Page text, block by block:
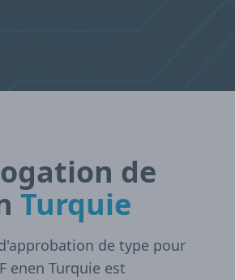
de
Turquie
de type pour
enen Turquie est